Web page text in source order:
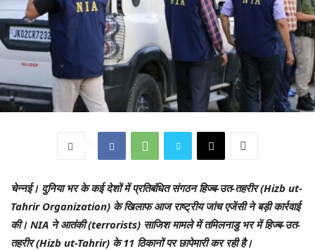
चेन्नई। दुनिया भर के कई देशों में प्रतिबंधित संगठन हिज्ब-उत-तहरीर (Hizb ut-
Tahrir Organization) के खिलाफ आज राष्ट्रीय जांच एजेंसी ने बड़ी कार्रवाई
की। NIA ने आतंकी (terrorists) साजिश मामले में तमिलनाडु भर में हिज्ब-उत-
तहरीर (Hizb ut-Tahrir) के 11 ठिकानों पर छापेमारी कर रही है।